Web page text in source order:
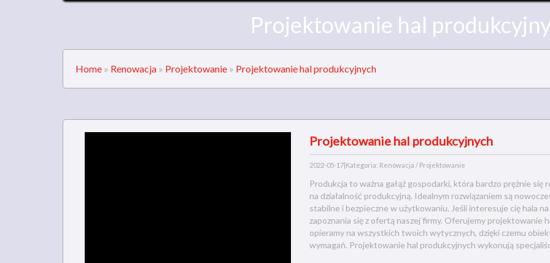
Projektowanie hal
Home » Renowacja » Projektowanie » Projektowanie hal produkcyjnych
Projektowanie hal produkcyjnych
2022-05-17|Kategoria: Renowacja / Projektowanie
Produkcja to ważna gałąź gospodarki, która bardzo prężnie
na działalność produkcyjną. Idealnym rozwiązaniem są
stabilne i bezpieczne w użytkowaniu. Jeśli interesuje cię hala
zapoznania się z ofertą naszej firmy. Oferujemy projektowanie
opieramy na wszystkich twoich wytycznych, dzięki czemu
wymagań. Projektowanie hal produkcyjnych wykonują